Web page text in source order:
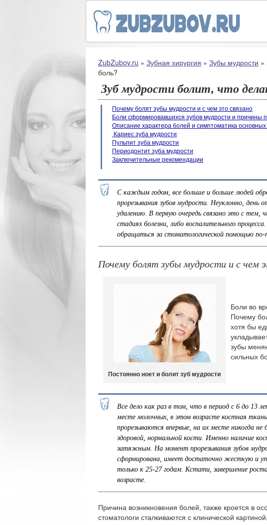
ZubZubov.ru » Зубная хирургия » Зубы мудрости »
боль?
Зуб мудрости болит, что
Почему болят зубы мудрости и с чем это связано
Боли сформировавшихся зубов мудрости и причины
Описание характера болей и симптоматика
Кариес зуба мудрости
Пульпит зуба мудрости
Периодонтит зуба мудрости
Заключительные рекомендации
С каждым годом, все больше и больше людей
прорезывания зубов мудрости. Неуклонно,
удалению. В первую очередь связано это с тем,
стадиях болезни, либо воспалительного
обращаться за стоматологической помощью
Почему болят зубы мудрости и с чем
Постоянно ноет и болит зуб мудрости
Боли во
Почему
хотя бы
зубы
сильных
Все дело как раз в том, что в период с 6 до 13
месте молочных, в этом возрасте костная
прорезываются впервые, на их месте никогда
здоровой, нормальной кости. Именно наличие
затяжным. На момент прорезывания зубов
сформирована, имеет достаточно жесткую и
только к 25-27 годам. Кстати, завершение
возрасте.
Причина возникновения болей, также кроется в
стоматологи сталкиваются с клинической